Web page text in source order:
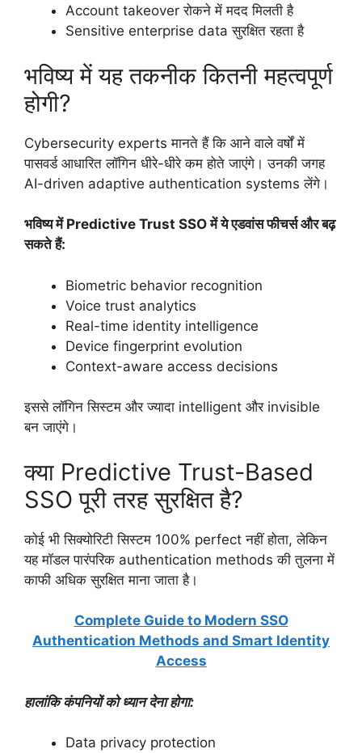
Account takeover रोकने में मदद मिलती है
Sensitive enterprise data सुरक्षित रहता है
भविष्य में यह तकनीक कितनी महत्वपूर्ण
होगी?
Cybersecurity experts मानते हैं कि आने वाले वर्षों में
पासवर्ड आधारित लॉगिन धीरे-धीरे कम होते जाएंगे। उनकी जगह
AI-driven adaptive authentication systems लेंगे।
भविष्य में Predictive Trust SSO में ये एडवांस फीचर्स और बढ़
सकते हैं:
Biometric behavior recognition
Voice trust analytics
Real-time identity intelligence
Device fingerprint evolution
Context-aware access decisions
इससे लॉगिन सिस्टम और ज्यादा intelligent और invisible
बन जाएंगे।
क्या Predictive Trust-Based
SSO पूरी तरह सुरक्षित है?
कोई भी सिक्योरिटी सिस्टम 100% perfect नहीं होता, लेकिन
यह मॉडल पारंपरिक authentication methods की तुलना में
काफी अधिक सुरक्षित माना जाता है।
Complete Guide to Modern SSO
Authentication Methods and Smart Identity
Access
हालांकि कंपनियों को ध्यान देना होगा:
Data privacy protection